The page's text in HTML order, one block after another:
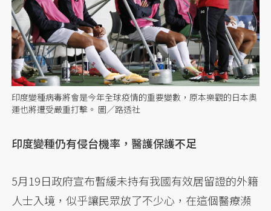
印度變種病毒將會是今年全球疫情的重要變數，原本樂觀的日本奧
運也將遭受嚴重打擊。 圖／路透社
印度變種仍有侵台機率，醫護保護不足
5月19日政府宣布暫緩未持有我國有效居留證的外籍
人士入境，似乎讓民眾放了不少心，在這個醫療瀕